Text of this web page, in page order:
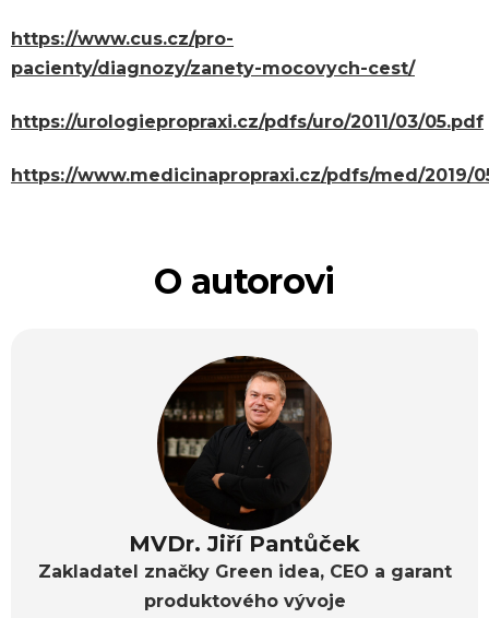
https://www.cus.cz/pro-
pacienty/diagnozy/zanety-mocovych-cest/
https://urologiepropraxi.cz/pdfs/uro/2011/03/05.pdf
https://www.medicinapropraxi.cz/pdfs/med/2019/
O autorovi
MVDr. Jiří Pantůček
Zakladatel značky Green idea, CEO a garant
produktového vývoje